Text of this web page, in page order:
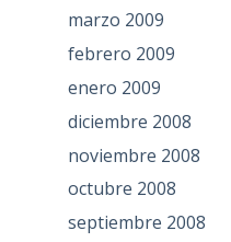
marzo 2009
febrero 2009
enero 2009
diciembre 2008
noviembre 2008
octubre 2008
septiembre 2008